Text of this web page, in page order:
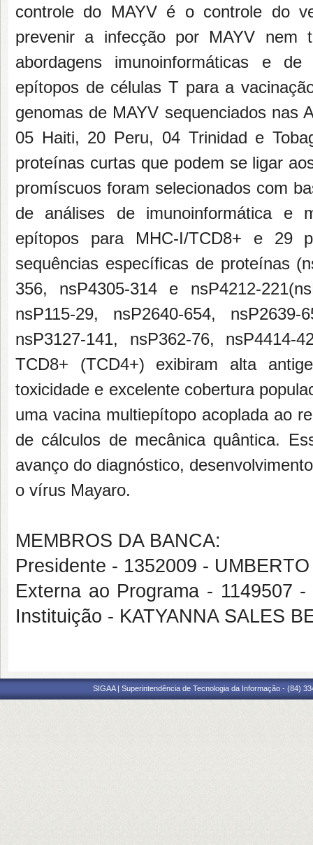
controle do MAYV é o controle do
prevenir a infecção por MAYV nem
abordagens imunoinformáticas e
epítopos de células T para a
genomas de MAYV sequenciados nas
05 Haiti, 20 Peru, 04 Trinidad e
proteínas curtas que podem se ligar
promíscuos foram selecionados com
de análises de imunoinformática e
epítopos para MHC-I/TCD8+ e 29
sequências específicas de proteínas
356, nsP4305-314 e nsP4212-
nsP115-29, nsP2640-654,
nsP3127-141, nsP362-76,
TCD8+ (TCD4+) exibiram alta
toxicidade e excelente cobertura
uma vacina multiepítopo acoplada ao
de cálculos de mecânica quântica.
avanço do diagnóstico,
o vírus Mayaro.
MEMBROS DA BANCA:
Presidente - 1352009 -
Externa ao Programa - 1149507
Instituição - KATYANNA SALES
SIGAA | Superintendência de Tecnologia da Informação - (84)